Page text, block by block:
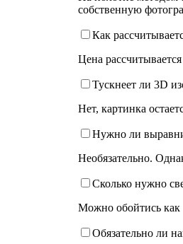
собственную
Как
Цена
Тускнеет ли 3D
Нет, картинка
Нужно ли
Необязательно.
Сколько нужно
Можно обойтись как
Обязательно ли